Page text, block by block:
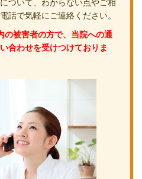
ついて、わからない点やご相
話で気軽にご連絡ください。
被害者の方で、当院への通
合わせを受けつけておりま